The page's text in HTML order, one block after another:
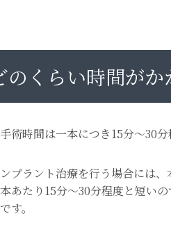
くらい時間がか
術時間は一本につき15分〜30
プラント治療を行う場合には
あたり15分〜30分程度と短い
す。